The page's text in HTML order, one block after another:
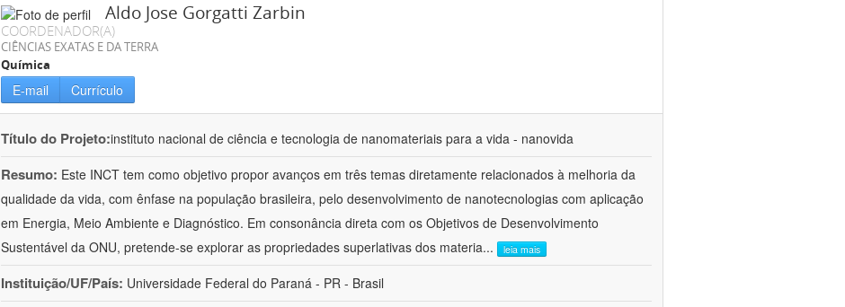
Aldo Jose Gorgatti Zarbin
COORDENADOR(A)
CIÊNCIAS EXATAS E DA TERRA
Química
E-mail Currículo
Título do Projeto:instituto nacional de ciência e tecnologia de nanomateriais para a vida - nanovida
Resumo: Este INCT tem como objetivo propor avanços em três temas diretamente relacionados à melhoria da
qualidade da vida, com ênfase na população brasileira, pelo desenvolvimento de nanotecnologias com aplicação
em Energia, Meio Ambiente e Diagnóstico. Em consonância direta com os Objetivos de Desenvolvimento
Sustentável da ONU, pretende-se explorar as propriedades superlativas dos materia... leia mais
Instituição/UF/País: Universidade Federal do Paraná - PR - Brasil